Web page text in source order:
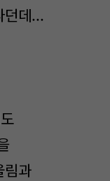
던데...
림과